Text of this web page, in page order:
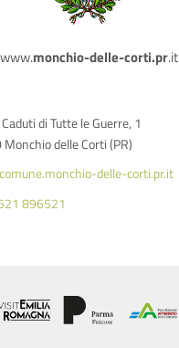
www.monchio-delle-corti.pr.it
di Tutte le Guerre, 1
delle Corti (PR)
delle-corti.pr.it
896521